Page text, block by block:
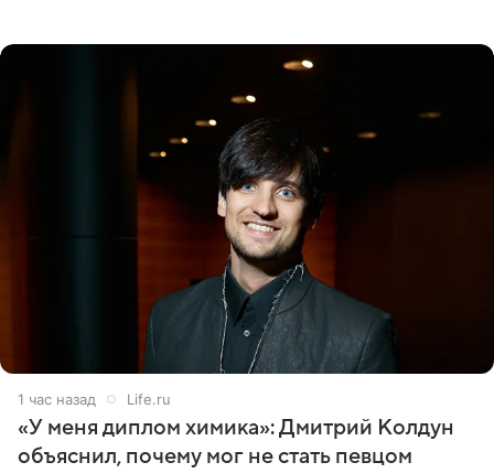
1 час назад Life.ru
«У меня диплом химика»: Дмитрий Колдун
объяснил, почему мог не стать певцом